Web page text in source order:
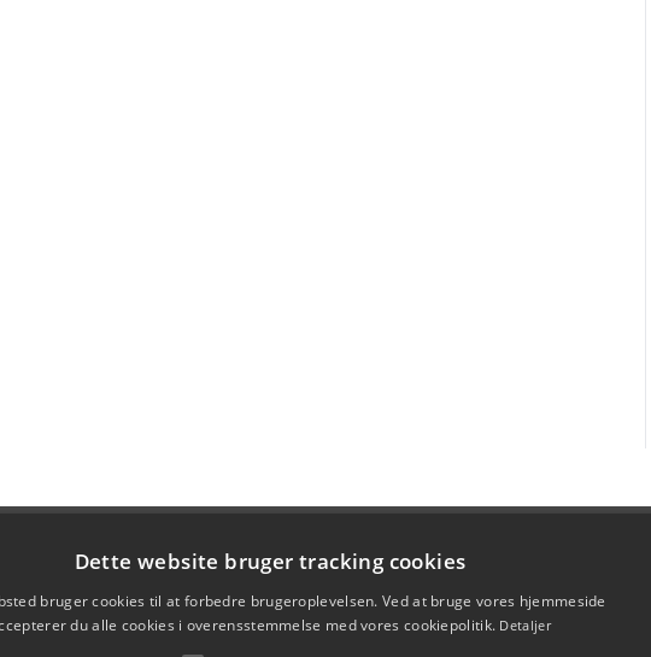
Dette website bruger tracking cookies
bruger cookies til at forbedre brugeroplevelsen. Ved at bruge vores hjemmeside
du alle cookies i overensstemmelse med vores cookiepolitik. Detaljer